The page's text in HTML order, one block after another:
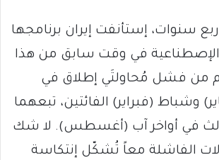
سنوات، إستأنفت إيران برنامجها
الإصطناعية في وقت سابق من هذا
من فشل مُحاولتَي إطلاق في
وشباط (فبراير) الفائتين، تبعهما
في أواخر آب (أغسطس). لا شك
الفاشلة معاً تُشكّل إنتكاسة